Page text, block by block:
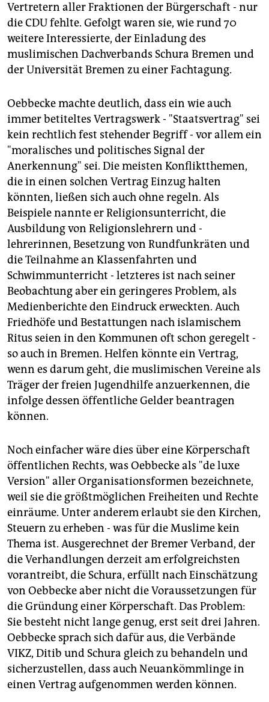
genossenschaft
epaper login
Vertretern aller Fraktionen der Bürgerschaft - nur
die CDU fehlte. Gefolgt waren sie, wie rund 70
weitere Interessierte, der Einladung des
muslimischen Dachverbands Schura Bremen und
der Universität Bremen zu einer Fachtagung.
Oebbecke machte deutlich, dass ein wie auch
immer betiteltes Vertragswerk - "Staatsvertrag" sei
kein rechtlich fest stehender Begriff - vor allem ein
"moralisches und politisches Signal der
Anerkennung" sei. Die meisten Konfliktthemen,
die in einen solchen Vertrag Einzug halten
könnten, ließen sich auch ohne regeln. Als
Beispiele nannte er Religionsunterricht, die
Ausbildung von Religionslehrern und -
lehrerinnen, Besetzung von Rundfunkräten und
die Teilnahme an Klassenfahrten und
Schwimmunterricht - letzteres ist nach seiner
Beobachtung aber ein geringeres Problem, als
Medienberichte den Eindruck erweckten. Auch
Friedhöfe und Bestattungen nach islamischem
Ritus seien in den Kommunen oft schon geregelt -
so auch in Bremen. Helfen könnte ein Vertrag,
wenn es darum geht, die muslimischen Vereine als
Träger der freien Jugendhilfe anzuerkennen, die
infolge dessen öffentliche Gelder beantragen
können.
Noch einfacher wäre dies über eine Körperschaft
öffentlichen Rechts, was Oebbecke als "de luxe
Version" aller Organisationsformen bezeichnete,
weil sie die größtmöglichen Freiheiten und Rechte
einräume. Unter anderem erlaubt sie den Kirchen,
Steuern zu erheben - was für die Muslime kein
Thema ist. Ausgerechnet der Bremer Verband, der
die Verhandlungen derzeit am erfolgreichsten
vorantreibt, die Schura, erfüllt nach Einschätzung
von Oebbecke aber nicht die Voraussetzungen für
die Gründung einer Körperschaft. Das Problem:
Sie besteht nicht lange genug, erst seit drei Jahren.
Oebbecke sprach sich dafür aus, die Verbände
VIKZ, Ditib und Schura gleich zu behandeln und
sicherzustellen, dass auch Neuankömmlinge in
einen Vertrag aufgenommen werden können.